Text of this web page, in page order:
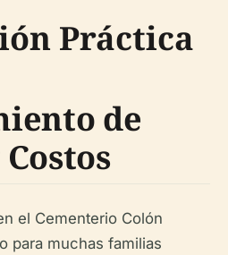
Práctica
de
el Cementerio Colón
para muchas familias